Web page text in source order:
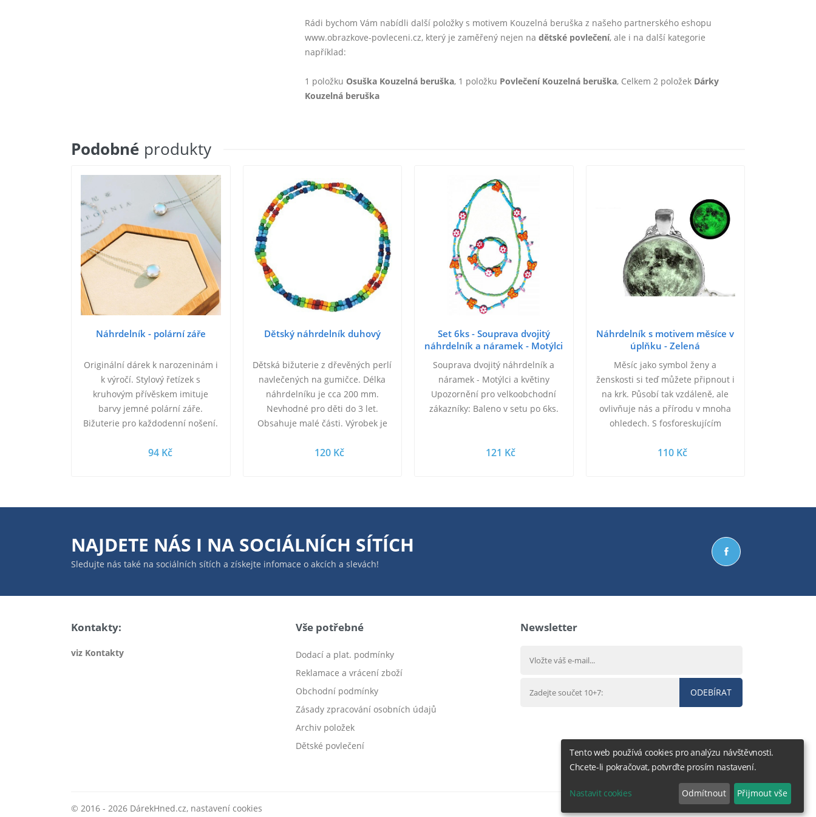
Rádi bychom Vám nabídli další položky s motivem Kouzelná beruška z našeho partnerského eshopu
www.obrazkove-povleceni.cz, který je zaměřený nejen na dětské povlečení, ale i na další kategorie
například:
1 položku Osuška Kouzelná beruška, 1 položku Povlečení Kouzelná beruška, Celkem 2 položek Dárky
Kouzelná beruška
Podobné produkty
Náhrdelník - polární záře
Originální dárek k narozeninám i
k výročí. Stylový řetízek s
kruhovým přívěskem imituje
barvy jemné polární záře.
Bižuterie pro každodenní nošení.
Technická specifikace:…
94 Kč
Dětský náhrdelník duhový
Dětská bižuterie z dřevěných perlí
navlečených na gumičce. Délka
náhrdelníku je cca 200 mm.
Nevhodné pro děti do 3 let.
Obsahuje malé části. Výrobek je
120 Kč
Set 6ks - Souprava dvojitý
náhrdelník a náramek - Motýlci
Souprava dvojitý náhrdelník a
náramek - Motýlci a květiny
Upozornění pro velkoobchodní
zákazníky: Baleno v setu po 6ks.
121 Kč
Náhrdelník s motivem měsíce v
úplňku - Zelená
Měsíc jako symbol ženy a
ženskosti si teď můžete připnout i
na krk. Působí tak vzdáleně, ale
ovlivňuje nás a přírodu v mnoha
ohledech. S fosforeskujícím
několika…
110 Kč
NAJDETE NÁS I NA SOCIÁLNÍCH SÍTÍCH
Sledujte nás také na sociálních sítích a získejte infomace o akcích a slevách!
Kontakty:
viz Kontakty
Vše potřebné
Dodací a plat. podmínky
Reklamace a vrácení zboží
Obchodní podmínky
Zásady zpracování osobních údajů
Archiv položek
Dětské povlečení
Newsletter
ODEBÍRAT
© 2016 - 2026 DárekHned.cz, nastavení cookies
Tento web používá cookies pro analýzu návštěvnosti.
Chcete-li pokračovat, potvrďte prosím nastavení.
Nastavit cookies Odmítnout Přijmout vše